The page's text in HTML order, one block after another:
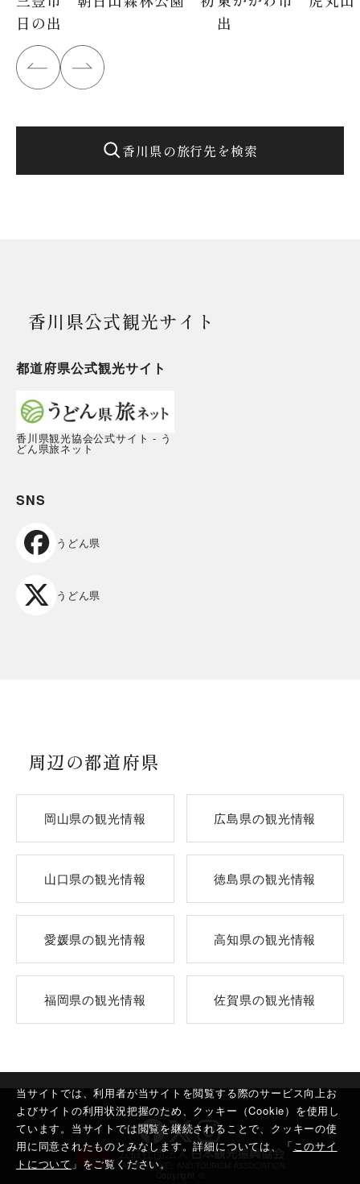
当サイトでは、利用者が当サイトを閲覧する際のサービス向上お
よびサイトの利用状況把握のため、クッキー（Cookie）を使用し
ています。当サイトでは閲覧を継続されることで、クッキーの使
用に同意されたものとみなします。詳細については、「このサイ
トについて 」をご覧ください。
日の出
出
香川県の旅行先を検索
香川県公式観光サイト
都道府県公式観光サイト
香川県観光協会公式サイト - う
どん県旅ネット
SNS
うどん県
うどん県
周辺の都道府県
岡山県の観光情報 広島県の観光情報
山口県の観光情報 徳島県の観光情報
愛媛県の観光情報 高知県の観光情報
福岡県の観光情報 佐賀県の観光情報